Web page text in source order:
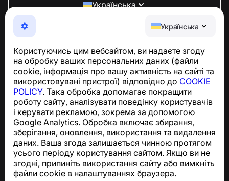
Українська
Користуючись цим вебсайтом, ви надаєте згоду
на обробку ваших персональних даних (файли
cookie, інформація про вашу активність на сайті та
використовувані пристрої) відповідно до COOKIE
POLICY. Така обробка допомагає покращити
роботу сайту, аналізувати поведінку користувачів
і керувати рекламою, зокрема за допомогою
Google Analytics. Обробка включає збирання,
зберігання, оновлення, використання та видалення
даних. Ваша згода залишається чинною протягом
усього періоду користування сайтом. Якщо ви не
згодні, припиніть використання сайту або вимкніть
файли cookie в налаштуваннях браузера.
Українська
NumBuster © 2013—2026 ·
support@numbuster.com
Зручний додаток, що захищає вас від телефонного
З питань відповідності GDPR:
support@numbuster.com
Центр допомоги
Новини та статті
Про проєкт
Контакти